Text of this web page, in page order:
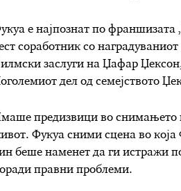
е најпознат по франшизата
соработник со
заслуги на Џафар
дел од семејството
предизвици во снимањето
Фукуа сними сцена во која
беше наменет да ги истражи
правни проблеми.